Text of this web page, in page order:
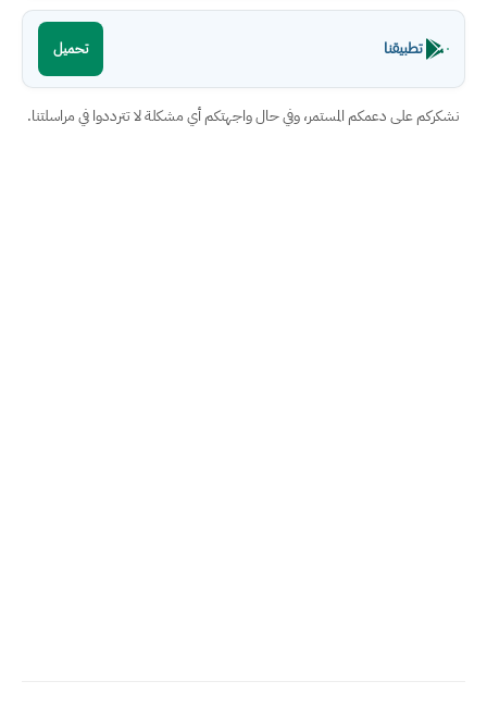
تطبيقنا تحميل
نشكركم على دعمكم المستمر، وفي حال واجهتكم أي مشكلة لا تترددوا في مراسلتنا.